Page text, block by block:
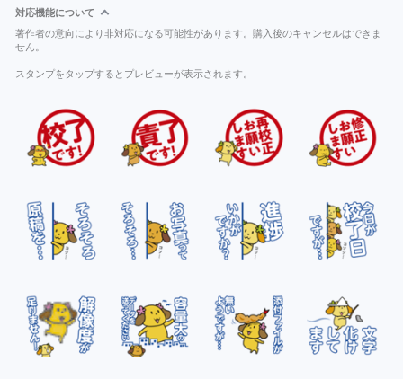
対応機能について
著作者の意向により非対応になる可能性があります。購入後のキャンセルはできま
せん。
スタンプをタップするとプレビューが表示されます。